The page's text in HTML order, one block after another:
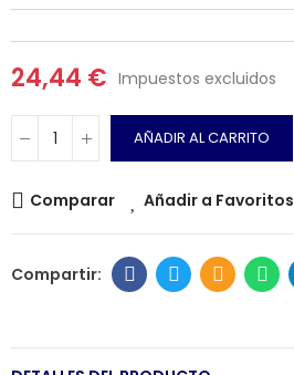
24,44 € Impuestos excluidos
AÑADIR AL CARRITO
Comparar Añadir a Favoritos